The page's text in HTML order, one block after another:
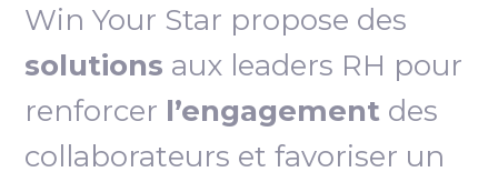
Win Your Star propose des
solutions aux leaders RH pour
renforcer l’engagement des
collaborateurs et favoriser un